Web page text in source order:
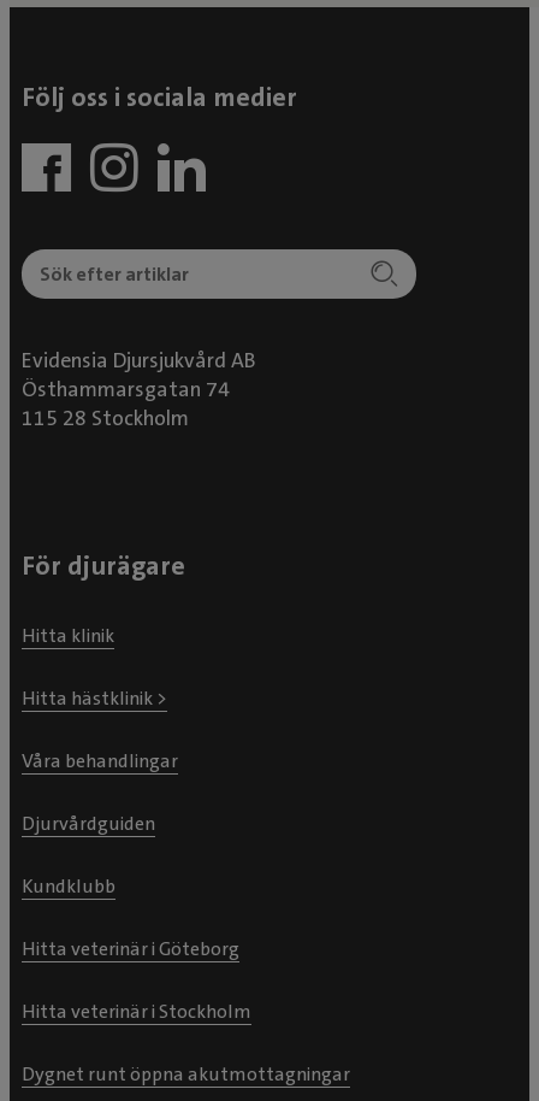
Följ oss i sociala medier
Evidensia Djursjukvård AB
Östhammarsgatan 74
115 28 Stockholm
För djurägare
Hitta klinik
Hitta hästklinik >
Våra behandlingar
Djurvårdguiden
Kundklubb
Hitta veterinär i Göteborg
Hitta veterinär i Stockholm
Dygnet runt öppna akutmottagningar